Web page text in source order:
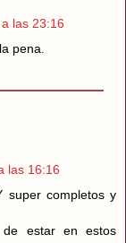
las 23:16
pena.
las 16:16
super completos y
estar en estos